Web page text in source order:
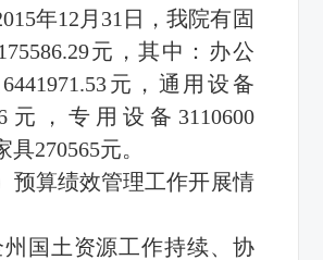
年12月31日，我院有固
元，其中：办公
元，通用设备
元，专用设备3110600
270565元。
预算绩效管理工作开展情
州国土资源工作持续、协